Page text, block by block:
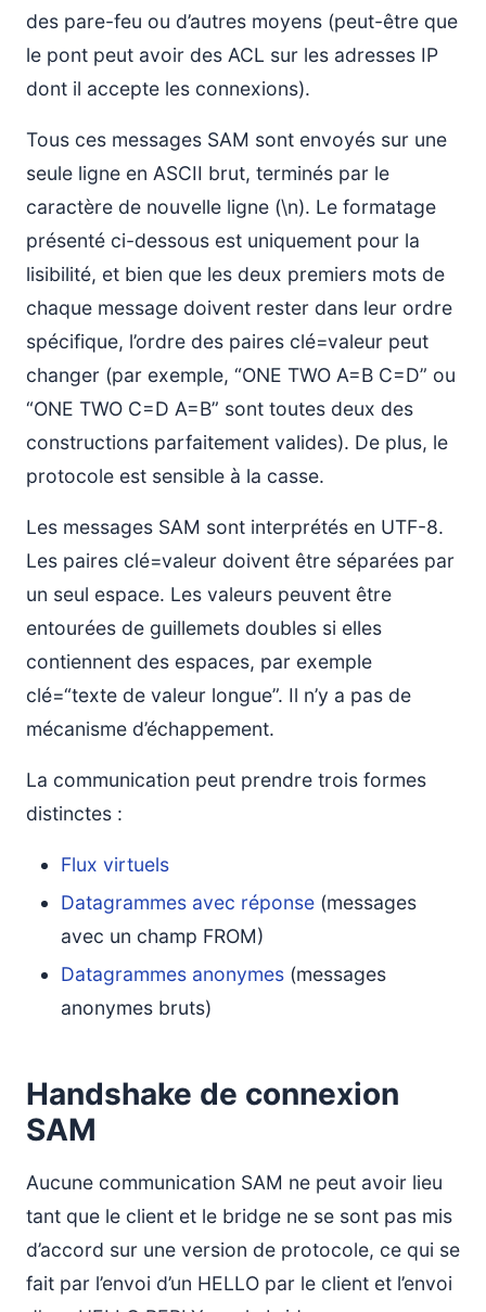
des pare-feu ou d’autres moyens (peut-être que
le pont peut avoir des ACL sur les adresses IP
dont il accepte les connexions).
Tous ces messages SAM sont envoyés sur une
seule ligne en ASCII brut, terminés par le
caractère de nouvelle ligne (\n). Le formatage
présenté ci-dessous est uniquement pour la
lisibilité, et bien que les deux premiers mots de
chaque message doivent rester dans leur ordre
spécifique, l’ordre des paires clé=valeur peut
changer (par exemple, “ONE TWO A=B C=D” ou
“ONE TWO C=D A=B” sont toutes deux des
constructions parfaitement valides). De plus, le
protocole est sensible à la casse.
Les messages SAM sont interprétés en UTF-8.
Les paires clé=valeur doivent être séparées par
un seul espace. Les valeurs peuvent être
entourées de guillemets doubles si elles
contiennent des espaces, par exemple
clé=“texte de valeur longue”. Il n’y a pas de
mécanisme d’échappement.
La communication peut prendre trois formes
distinctes :
Flux virtuels
Datagrammes avec réponse (messages
avec un champ FROM)
Datagrammes anonymes (messages
anonymes bruts)
Handshake de connexion
SAM
Aucune communication SAM ne peut avoir lieu
tant que le client et le bridge ne se sont pas mis
d’accord sur une version de protocole, ce qui se
fait par l’envoi d’un HELLO par le client et l’envoi